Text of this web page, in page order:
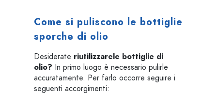
Come si puliscono le bottiglie
sporche di olio
Desiderate riutilizzarele bottiglie di
olio? In primo luogo è necessario pulirle
accuratamente. Per farlo occorre seguire i
seguenti accorgimenti: